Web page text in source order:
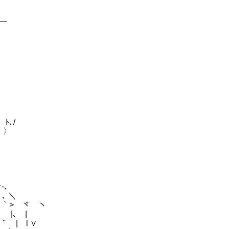
､/
＼
｀> ヾ ヽ
|､ |
'' | l ∨